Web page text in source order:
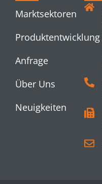
Marktsektoren
Produktentwicklung
Anfrage
Über Uns
Neuigkeiten